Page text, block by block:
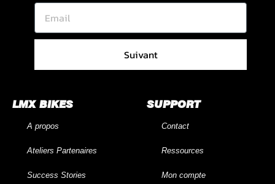
Suivant
LMX BIKES
A propos
Ateliers Partenaires
Success Stories
SUPPORT
Contact
Ressources
Mon compte